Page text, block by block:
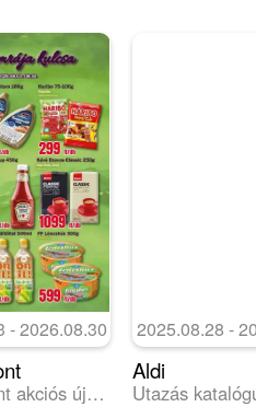
- 2026.08.30
FullDiszkont akciós újság
2025.08.28 -
Aldi
Utazás